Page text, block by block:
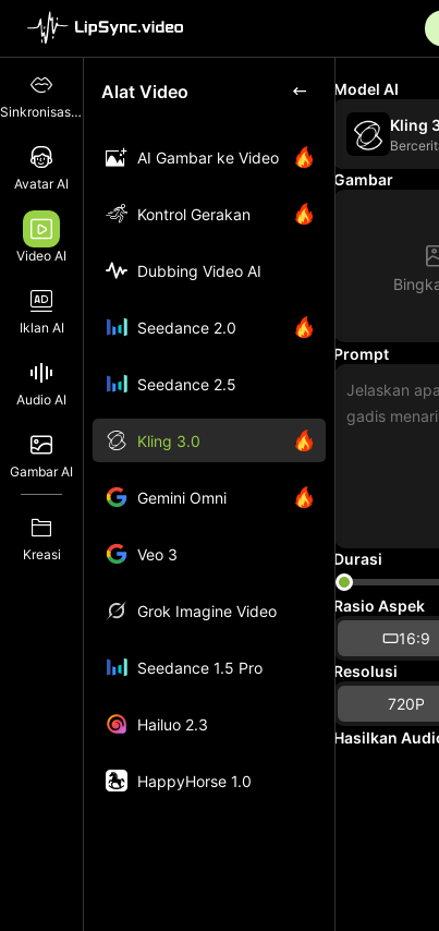
Sinkronisasi Bibir
Avatar AI
Video AI
Iklan AI
Audio AI
Gambar AI
Kreasi
Alat Video
AI Gambar ke Video
Kontrol Gerakan
Dubbing Video AI
Seedance 2.0
Seedance 2.5
Kling 3.0
Gemini Omni
Veo 3
Grok Imagine Video
Seedance 1.5 Pro
Hailuo 2.3
HappyHorse 1.0
Model AI
Kling
Gambar
Prompt
Durasi
Rasio Aspek
16:9
Resolusi
720P
Hasilkan